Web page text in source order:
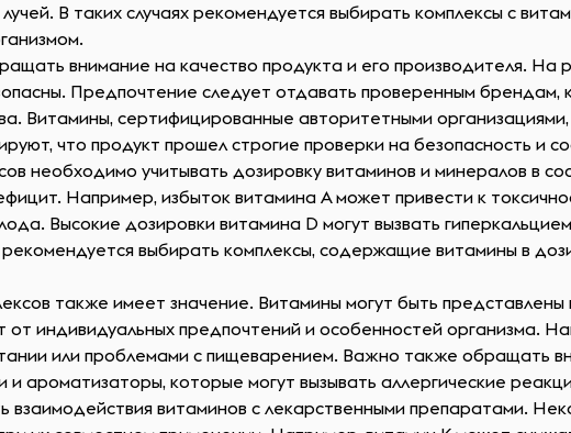
В таких случаях рекомендуется выбирать комплексы с
внимание на качество продукта и его производителя. На
Предпочтение следует отдавать проверенным брендам,
Витамины, сертифицированные авторитетными
что продукт прошел строгие проверки на безопасность и
необходимо учитывать дозировку витаминов и минералов в
Например, избыток витамина A может привести к
Высокие дозировки витамина D могут вызвать
выбирать комплексы, содержащие витамины в
также имеет значение. Витамины могут быть
индивидуальных предпочтений и особенностей организма.
или проблемами с пищеварением. Важно также обращать
и ароматизаторы, которые могут вызывать аллергические
взаимодействия витаминов с лекарственными препаратами.